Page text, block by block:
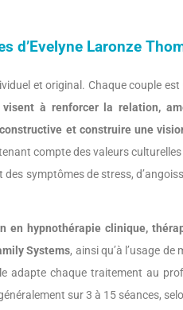
d’Evelyne Laronze
et original. Chaque couple
à renforcer la relation,
et construire une
compte des valeurs
symptômes de stress,
en hypnothérapie clinique,
Systems, ainsi qu’à l’usage
adapte chaque traitement au
sur 3 à 15 séances,